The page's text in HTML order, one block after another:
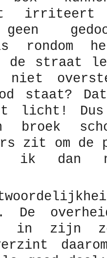
rondom
straat
niet
staat?
licht!
broek
zit om de
ik dan
De
in zijn